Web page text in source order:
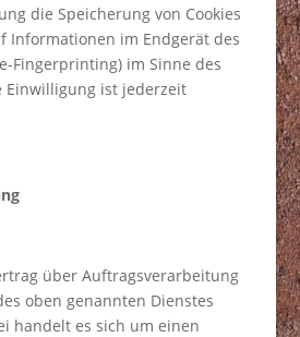
die Speicherung von Cookies
Informationen im Endgerät des
Fingerprinting) im Sinne des
Einwilligung ist jederzeit
über Auftragsverarbeitung
oben genannten Dienstes
handelt es sich um einen